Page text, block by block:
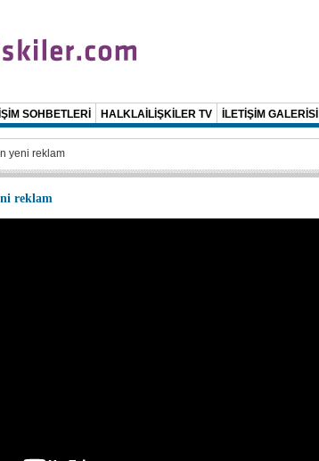
SOHBETLERİ HALKLAİLİŞKİLER TV İLETİŞİM GALERİSİ
yeni reklam
reklam